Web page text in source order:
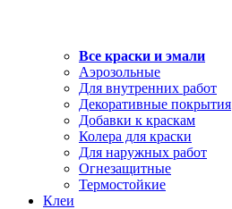
Все краски и эмали
Аэрозольные
Для внутренних работ
Декоративные покрытия
Добавки к краскам
Колера для краски
Для наружных работ
Огнезащитные
Термостойкие
Клеи